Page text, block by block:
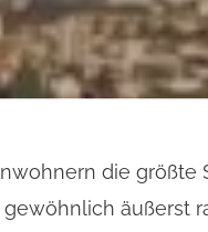
die größte
äußerst